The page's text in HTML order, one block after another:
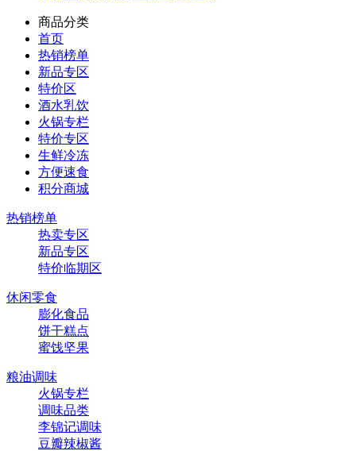
商品分类
首页
热销榜单
新品专区
特价区
酒水乳饮
火锅专栏
特价专区
生鲜冷冻
方便速食
积分商城
热销榜单
热卖专区
新品专区
特价临期区
休闲零食
膨化食品
饼干糕点
蜜饯坚果
粮油调味
火锅专栏
调味品类
李锦记调味
豆瓣辣椒酱